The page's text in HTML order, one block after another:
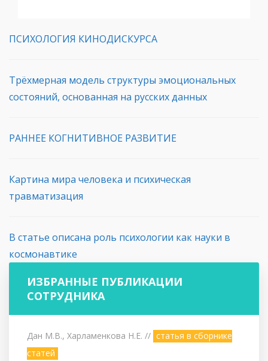
ПСИХОЛОГИЯ КИНОДИСКУРСА
Трёхмерная модель структуры эмоциональных
состояний, основанная на русских данных
РАННЕЕ КОГНИТИВНОЕ РАЗВИТИЕ
Картина мира человека и психическая
травматизация
В статье описана роль психологии как науки в
космонавтике
ИЗБРАННЫЕ ПУБЛИКАЦИИ
СОТРУДНИКА
Дан М.В., Харламенкова Н.Е. // статья в сборнике
статей